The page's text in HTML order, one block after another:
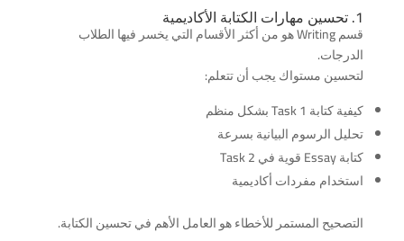
1. تحسين مهارات الكتابة الأكاديمية
قسم Writing هو من أكثر الأقسام التي يخسر فيها الطلاب
الدرجات.
لتحسين مستواك يجب أن تتعلم:
كيفية كتابة Task 1 بشكل منظم
تحليل الرسوم البيانية بسرعة
كتابة Essay قوية في Task 2
استخدام مفردات أكاديمية
التصحيح المستمر للأخطاء هو العامل الأهم في تحسين الكتابة.